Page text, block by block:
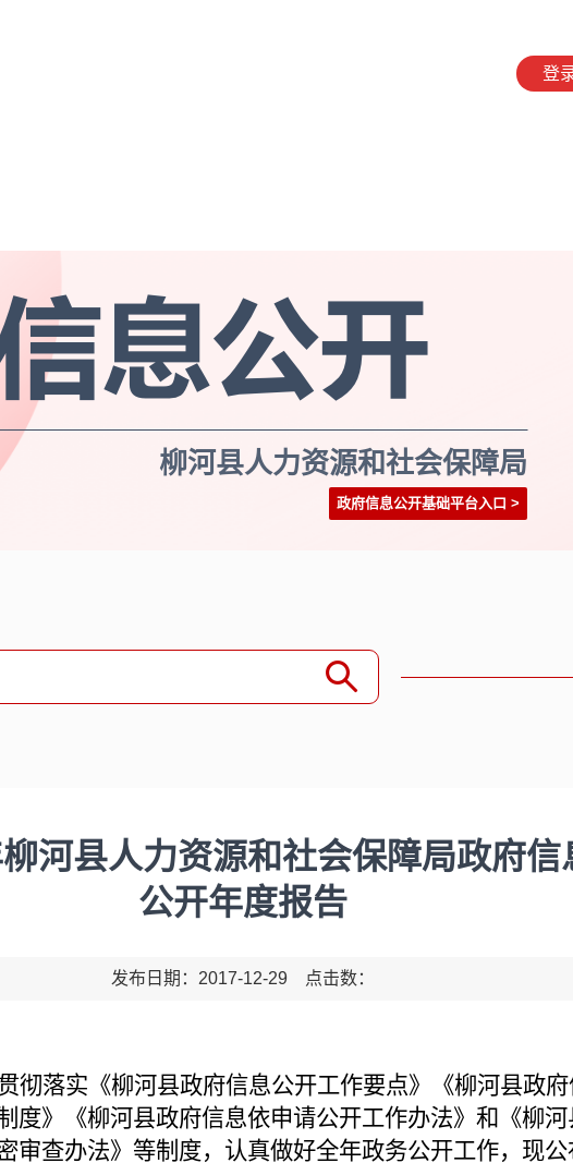
登
柳河县人力资源和社会保障局
政府信息公开基础平台入口 >
河县人力资源和社会保障局政府信
公开年度报告
发布日期：2017-12-29 点击数：
彻落实《柳河县政府信息公开工作要点》《柳河县政
度》《柳河县政府信息依申请公开工作办法》和《柳河
审查办法》等制度，认真做好全年政务公开工作，现公